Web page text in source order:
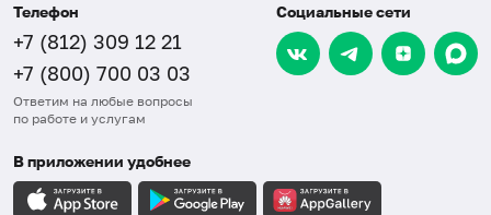
Телефон
+7 (812) 309 12 21
+7 (800) 700 03 03
Ответим на любые вопросы
по работе и услугам
Социальные сети
В приложении удобнее